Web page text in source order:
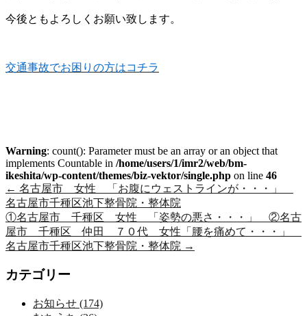
今後ともよろしくお願い致します。
交通事故でお困りの方はコチラ
Warning: count(): Parameter must be an array or an object that
implements Countable in /home/users/1/imr2/web/bm-
ikeshita/wp-content/themes/biz-vektor/single.php on line 46
← 名古屋市 女性 「お腹にウェストラインが・・・」
名古屋市千種区池下整骨院・整体院
①名古屋市 千種区 女性 「姿勢の悪さ・・・」 ②名古
屋市 千種区 仲田 ７０代 女性「腰を痛めて・・・」
名古屋市千種区池下整骨院・整体院 →
カテゴリー
お知らせ (174)